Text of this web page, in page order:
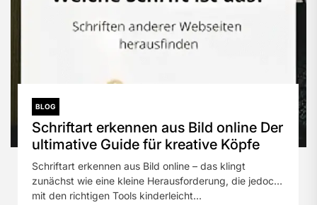
BLOG
Schriftart erkennen aus Bild online Der
ultimative Guide für kreative Köpfe
Schriftart erkennen aus Bild online – das klingt
zunächst wie eine kleine Herausforderung, die jedoch
mit den richtigen Tools kinderleicht...